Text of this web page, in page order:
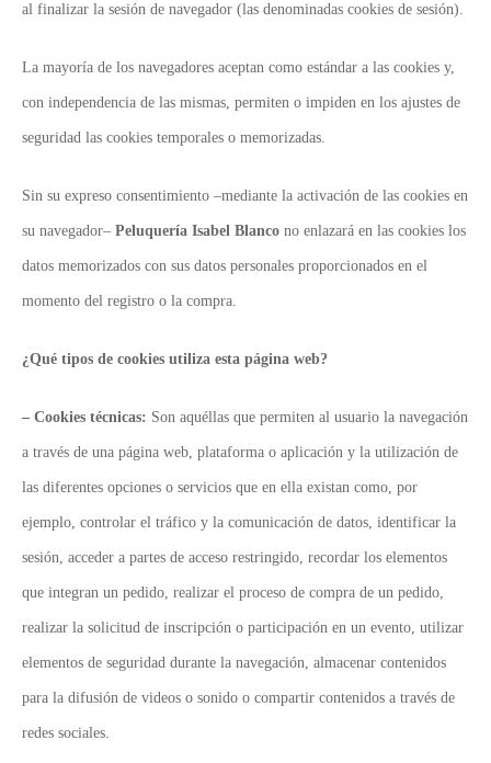
al finalizar la sesión de navegador (las denominadas cookies de sesión).
La mayoría de los navegadores aceptan como estándar a las cookies y,
con independencia de las mismas, permiten o impiden en los ajustes de
seguridad las cookies temporales o memorizadas.
Sin su expreso consentimiento –mediante la activación de las cookies en
su navegador– Peluquería Isabel Blanco no enlazará en las cookies los
datos memorizados con sus datos personales proporcionados en el
momento del registro o la compra.
¿Qué tipos de cookies utiliza esta página web?
– Cookies técnicas: Son aquéllas que permiten al usuario la navegación
a través de una página web, plataforma o aplicación y la utilización de
las diferentes opciones o servicios que en ella existan como, por
ejemplo, controlar el tráfico y la comunicación de datos, identificar la
sesión, acceder a partes de acceso restringido, recordar los elementos
que integran un pedido, realizar el proceso de compra de un pedido,
realizar la solicitud de inscripción o participación en un evento, utilizar
elementos de seguridad durante la navegación, almacenar contenidos
para la difusión de videos o sonido o compartir contenidos a través de
redes sociales.